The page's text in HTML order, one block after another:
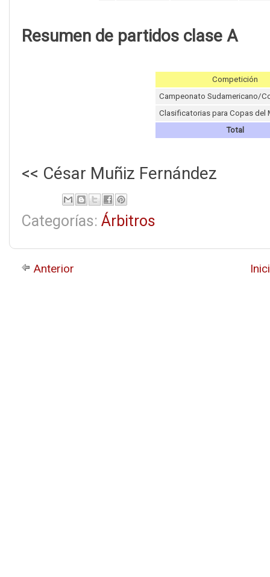
Resumen de partidos clase A
Competición
Campeonato Sudamericano/
Clasificatorias para Copas del
Total
<< César Muñiz Fernández
Categorías: Árbitros
Anterior